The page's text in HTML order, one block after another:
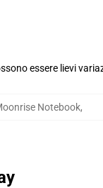
essere lievi
Notebook,